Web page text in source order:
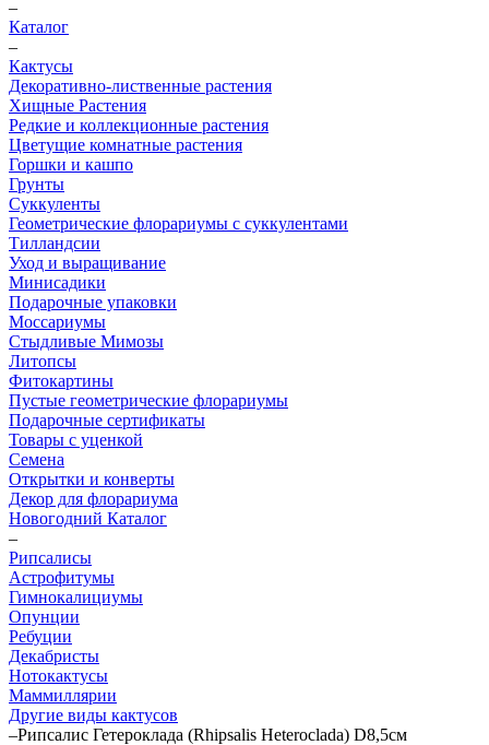
–
Каталог
–
Кактусы
Декоративно-лиственные растения
Хищные Растения
Редкие и коллекционные растения
Цветущие комнатные растения
Горшки и кашпо
Грунты
Суккуленты
Геометрические флорариумы с суккулентами
Тилландсии
Уход и выращивание
Минисадики
Подарочные упаковки
Моссариумы
Стыдливые Мимозы
Литопсы
Фитокартины
Пустые геометрические флорариумы
Подарочные сертификаты
Товары с уценкой
Семена
Открытки и конверты
Декор для флорариума
Новогодний Каталог
–
Рипсалисы
Астрофитумы
Гимнокалициумы
Опунции
Ребуции
Декабристы
Нотокактусы
Маммиллярии
Другие виды кактусов
–Рипсалис Гетероклада (Rhipsalis Heteroclada) D8,5см